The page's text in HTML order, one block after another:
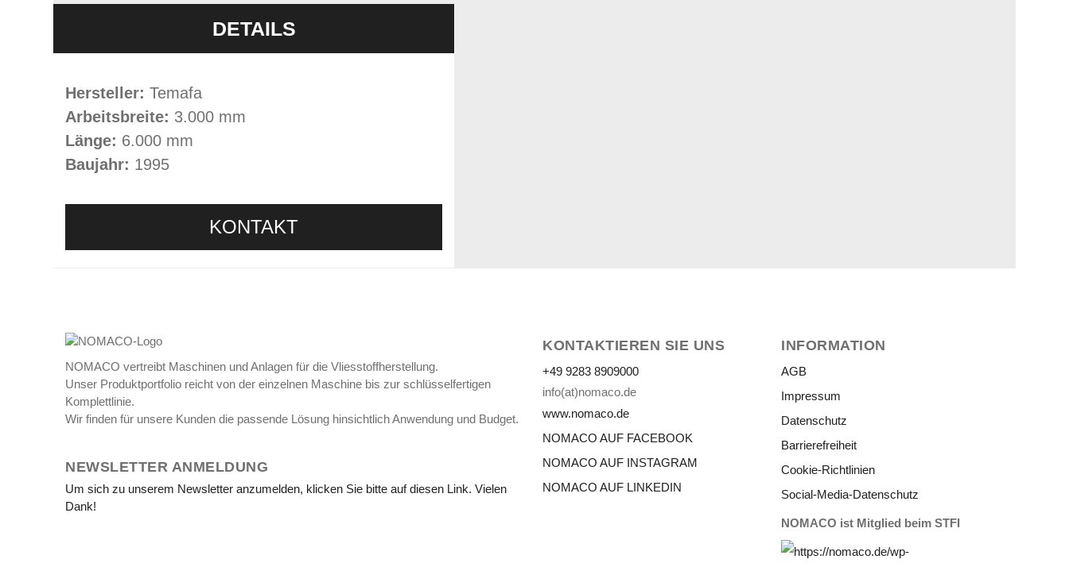
DETAILS
Hersteller: Temafa
Arbeitsbreite: 3.000 mm
Länge: 6.000 mm
Baujahr: 1995
KONTAKT
NOMACO vertreibt Maschinen und Anlagen für die Vliesstoffherstellung.
Unser Produktportfolio reicht von der einzelnen Maschine bis zur schlüsselfertigen
Komplettlinie.
Wir finden für unsere Kunden die passende Lösung hinsichtlich Anwendung und Budget.
NEWSLETTER ANMELDUNG
Um sich zu unserem Newsletter anzumelden, klicken Sie bitte auf diesen Link. Vielen
Dank!
KONTAKTIEREN SIE UNS
+49 9283 8909000
info(at)nomaco.de
www.nomaco.de
NOMACO AUF FACEBOOK
NOMACO AUF INSTAGRAM
NOMACO AUF LINKEDIN
INFORMATION
AGB
Impressum
Datenschutz
Barrierefreiheit
Cookie-Richtlinien
Social-Media-Datenschutz
NOMACO ist Mitglied beim STFI